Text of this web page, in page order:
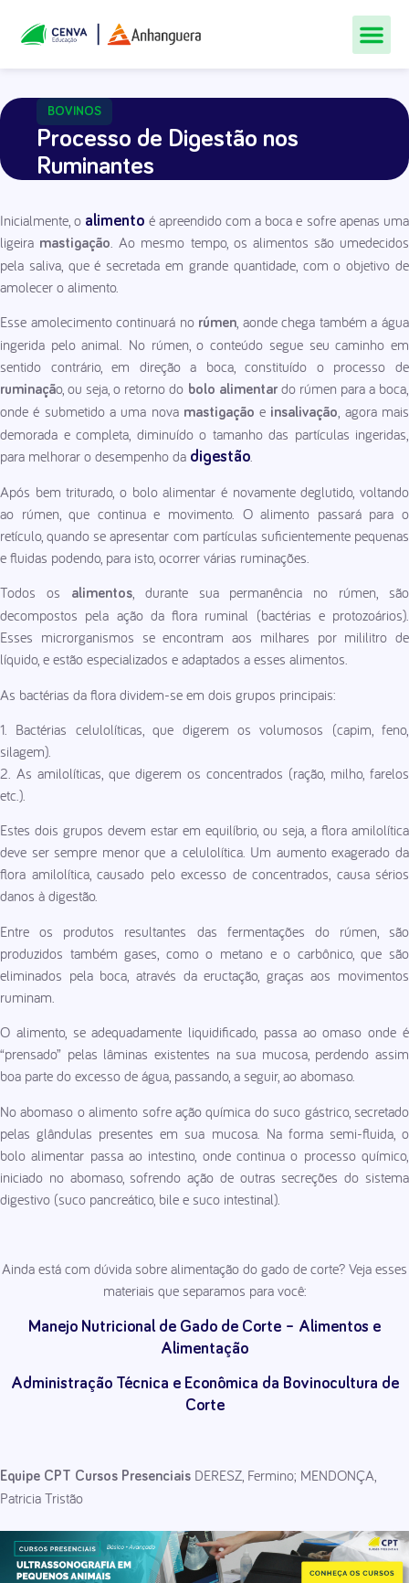
BOVINOS
Processo de Digestão nos
Ruminantes
Inicialmente, o alimento é apreendido com a boca e sofre apenas uma
ligeira mastigação. Ao mesmo tempo, os alimentos são umedecidos
pela saliva, que é secretada em grande quantidade, com o objetivo de
amolecer o alimento.
Esse amolecimento continuará no rúmen, aonde chega também a água
ingerida pelo animal. No rúmen, o conteúdo segue seu caminho em
sentido contrário, em direção a boca, constituído o processo de
ruminação, ou seja, o retorno do bolo alimentardo rúmen para a boca,
onde é submetido a uma nova mastigaçãoe insalivação, agora mais
demorada e completa, diminuído o tamanho das partículas ingeridas,
para melhorar o desempenho da digestão.
Após bem triturado, o bolo alimentar é novamente deglutido, voltando
ao rúmen, que continua e movimento. O alimento passará para o
retículo, quando se apresentar com partículas suficientemente pequenas
e fluidas podendo, para isto, ocorrer várias ruminações.
Todos os
alimentos, durante sua permanência no rúmen, são
decompostos pela ação da flora ruminal (bactérias e protozoários).
Esses microrganismos se encontram aos milhares por mililitro de
líquido, e estão especializados e adaptados a esses alimentos.
As bactérias da flora dividem-se em dois grupos principais:
1. Bactérias celulolíticas, que digerem os volumosos (capim, feno,
silagem).
2. As amilolíticas, que digerem os concentrados (ração, milho, farelos
etc.).
Estes dois grupos devem estar em equilíbrio, ou seja, a flora amilolítica
deve ser sempre menor que a celulolítica. Um aumento exagerado da
flora amilolítica, causado pelo excesso de concentrados, causa sérios
danos à digestão.
Entre os produtos resultantes das fermentações do rúmen, são
produzidos também gases, como o metano e o carbônico, que são
eliminados pela boca, através da eructação, graças aos movimentos
ruminam.
O alimento, se adequadamente liquidificado, passa ao omaso onde é
“prensado” pelas lâminas existentes na sua mucosa, perdendo assim
boa parte do excesso de água, passando, a seguir, ao abomaso.
No abomaso o alimento sofre ação química do suco gástrico, secretado
pelas glândulas presentes em sua mucosa. Na forma semi-fluida, o
bolo alimentar passa ao intestino, onde continua o processo químico,
iniciado no abomaso, sofrendo ação de outras secreções do sistema
digestivo (suco pancreático, bile e suco intestinal).
Ainda está com dúvida sobre alimentação do gado de corte? Veja esses
materiais que separamos para você:
Manejo Nutricional de Gado de Corte – Alimentos e
Alimentação
Administração Técnica e Econômica da Bovinocultura de
Corte
Equipe CPT Cursos Presenciais DERESZ, Fermino; MENDONÇA,
Patricia Tristão